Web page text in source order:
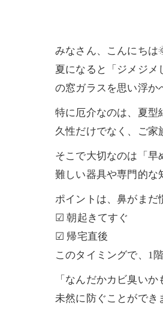
みなさん、こんにちは
夏になると「ジメジ
の窓ガラスを思い浮か
特に厄介なのは、夏型
久性だけでなく、ご家
そこで大切なのは「早
難しい器具や専門的な
ポイントは、鼻がまだ
☑ 朝起きてすぐ
☑ 帰宅直後
このタイミングで、1
「なんだかカビ臭い
未然に防ぐことができ